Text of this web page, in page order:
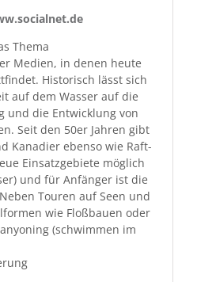
Thema
Medi­en, in denen heute
His­torisch lässt sich
auf dem Wass­er auf die
und die Entwick­lung von
Seit den 50er Jahren gibt
Kanadier eben­so wie Raft­
Ein­satzge­bi­ete möglich
und für Anfänger ist die
Touren auf Seen und
wie Floßbauen oder
(schwim­men im